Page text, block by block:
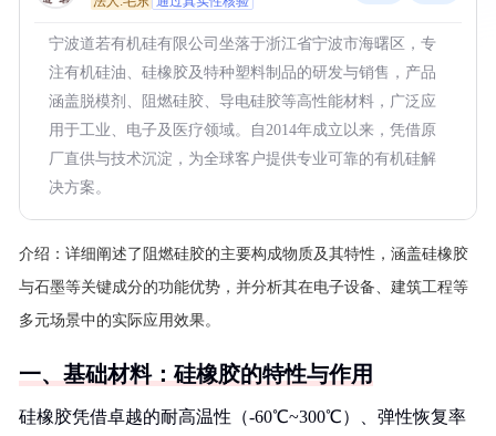
宁波道若有机硅有限公司坐落于浙江省宁波市海曙区，专
注有机硅油、硅橡胶及特种塑料制品的研发与销售，产品
涵盖脱模剂、阻燃硅胶、导电硅胶等高性能材料，广泛应
用于工业、电子及医疗领域。自2014年成立以来，凭借原
厂直供与技术沉淀，为全球客户提供专业可靠的有机硅解
决方案。
介绍： 详细阐述了阻燃硅胶的主要构成物质及其特性，涵盖硅橡胶
与石墨等关键成分的功能优势，并分析其在电子设备、建筑工程等
多元场景中的实际应用效果。
一、基础材料：硅橡胶的特性与作用
硅橡胶凭借卓越的耐高温性（-60℃~300℃）、弹性恢复率